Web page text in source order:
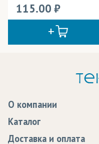
115.00
О компании
Каталог
Доставка и оплата